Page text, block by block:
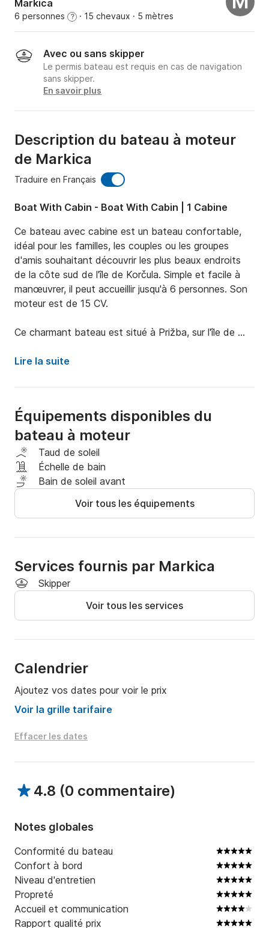
Markica
6 personnes ? · 15 chevaux · 5 mètres
Avec ou sans skipper
Le permis bateau est requis en cas de navigation
sans skipper.
En savoir plus
Description du bateau à moteur
de Markica
Traduire en Français
Boat With Cabin - Boat With Cabin | 1 Cabine
Ce bateau avec cabine est un bateau confortable,
idéal pour les familles, les couples ou les groupes
d'amis souhaitant découvrir les plus beaux endroits
de la côte sud de l'île de Korčula. Simple et facile à
manœuvrer, il peut accueillir jusqu'à 6 personnes. Son
moteur est de 15 CV.
Ce charmant bateau est situé à Prižba, sur l'île de
séparée de la péninsule de Pelješac par un étroit
végétation méditerranéenne, avec notamment de
vastes forêts de pins.
Important : Un permis de conduire valide est requis.
Suppléments :
Skipper
Carburant
Suppléments :
Carburant et skipper non inclus dans le prix !
N'hésitez pas à nous contacter au Click&Boat.
À bientôt !
Lire la suite
Équipements disponibles du
bateau à moteur
Taud de soleil
Échelle de bain
Bain de soleil avant
Voir tous les équipements
Services fournis par Markica
Skipper
Voir tous les services
Calendrier
Ajoutez vos dates pour voir le prix
Voir la grille tarifaire
Effacer les dates
4.8 (0 commentaire)
Notes globales
Conformité du bateau
Confort à bord
Niveau d'entretien
Propreté
Accueil et communication
Rapport qualité prix